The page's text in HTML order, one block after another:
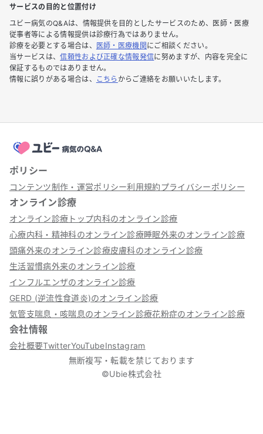
サービスの目的と位置付け
ユビー病気のQ&Aは、情報提供を目的としたサービスのため、医師・医療
従事者等による情報提供は診療行為ではありません。
診療を必要とする場合は、
医師・医療機関 にご相談ください。
当サービスは、信頼性および正確な情報発信に努めますが、内容を完全に
保証するものではありません。
情報に誤りがある場合は、
こちら からご連絡をお願いいたします。
ポリシー
コンテンツ制作・運営ポリシー利用規約プライバシーポリシー
オンライン診療
オンライン診療トップ内科のオンライン診療
心療内科・精神科のオンライン診療睡眠外来のオンライン診療
頭痛外来のオンライン診療皮膚科のオンライン診療
生活習慣病外来のオンライン診療
インフルエンザのオンライン診療
GERD (逆流性食道炎)のオンライン診療
気管支喘息・咳喘息のオンライン診療花粉症のオンライン診療
会社情報
会社概要TwitterYouTubeInstagram
無断複写・転載を禁じております
©Ubie株式会社